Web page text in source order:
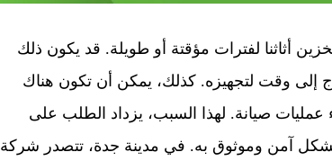
أثاثنا لفترات مؤقتة أو طويلة. قد يكون ذلك
إلى وقت لتجهيزه. كذلك، يمكن أن تكون هناك
عمليات صيانة. لهذا السبب، يزداد الطلب على
آمن وموثوق به. في مدينة جدة، تتصدر شركة